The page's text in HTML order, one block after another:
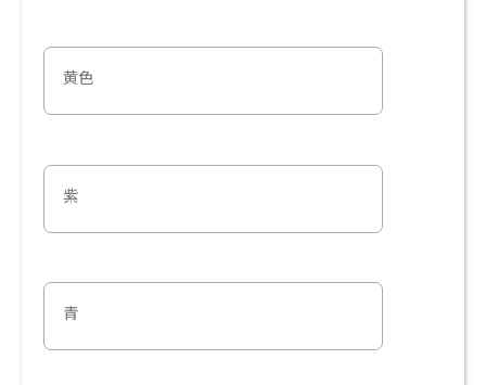
黄色
紫
青